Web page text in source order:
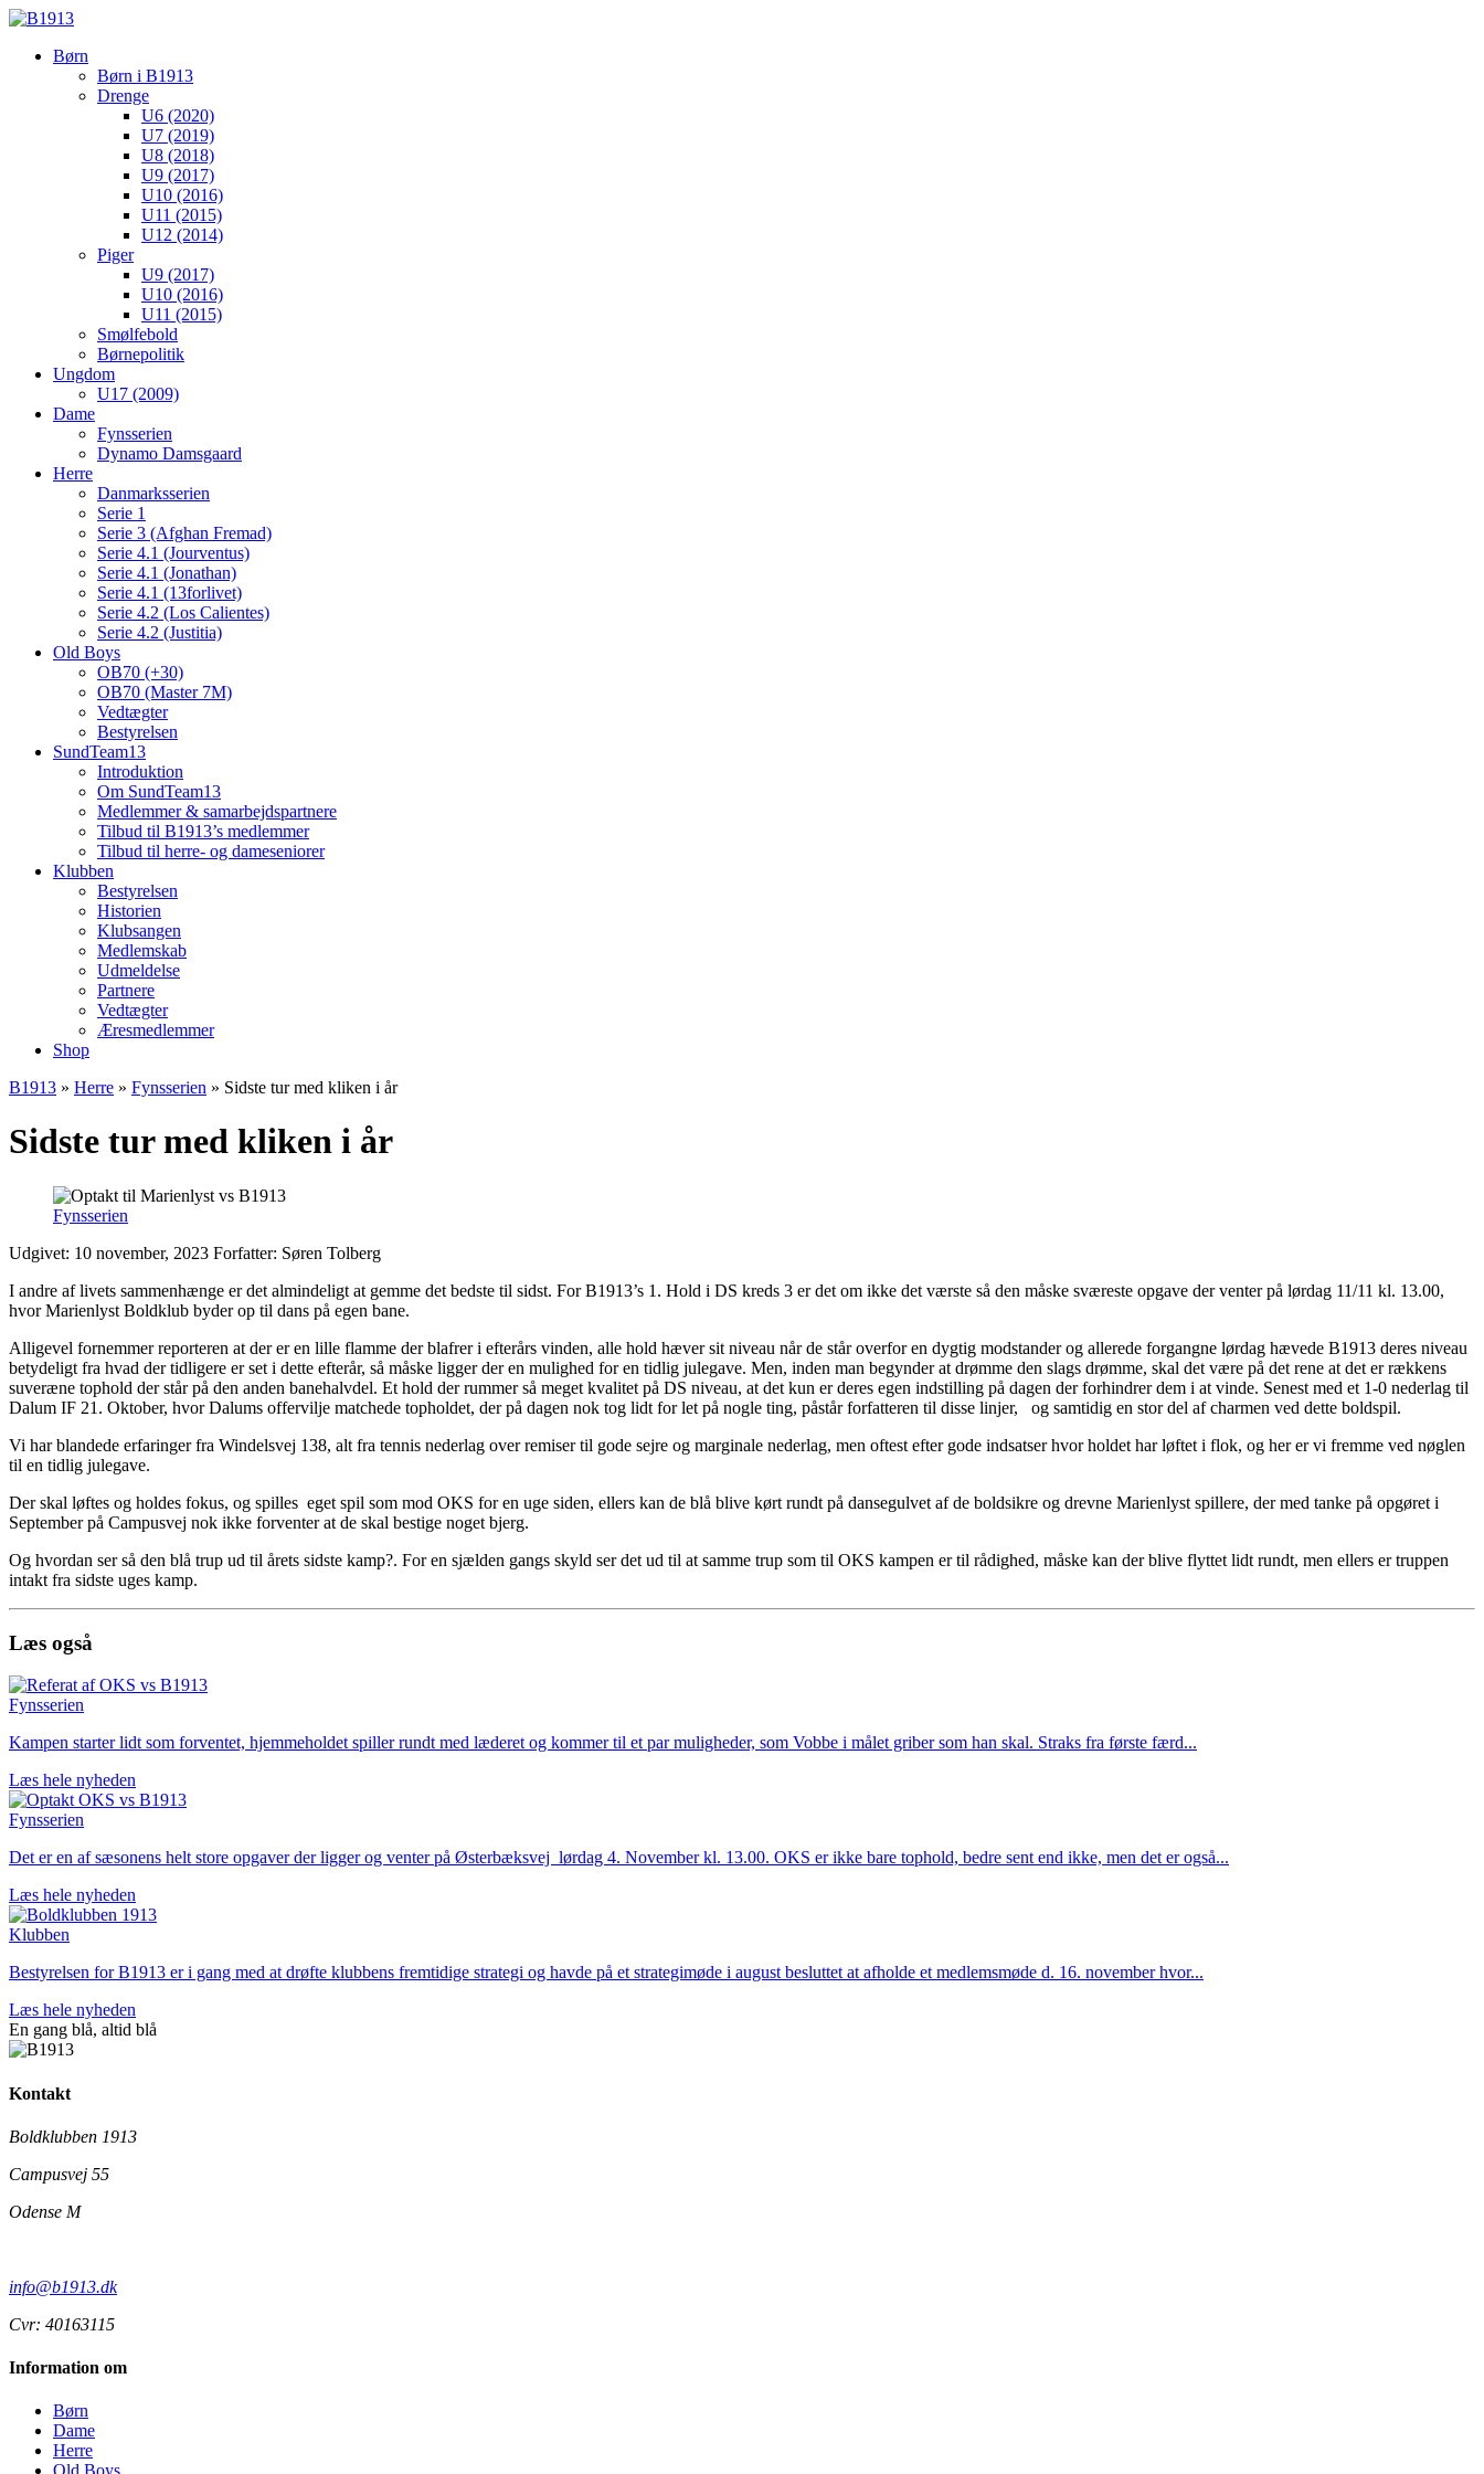
Børn
Børn i B1913
Drenge
U6 (2020)
U7 (2019)
U8 (2018)
U9 (2017)
U10 (2016)
U11 (2015)
U12 (2014)
Piger
U9 (2017)
U10 (2016)
U11 (2015)
Smølfebold
Børnepolitik
Ungdom
U17 (2009)
Dame
Fynsserien
Dynamo Damsgaard
Herre
Danmarksserien
Serie 1
Serie 3 (Afghan Fremad)
Serie 4.1 (Jourventus)
Serie 4.1 (Jonathan)
Serie 4.1 (13forlivet)
Serie 4.2 (Los Calientes)
Serie 4.2 (Justitia)
Old Boys
OB70 (+30)
OB70 (Master 7M)
Vedtægter
Bestyrelsen
SundTeam13
Introduktion
Om SundTeam13
Medlemmer & samarbejdspartnere
Tilbud til B1913’s medlemmer
Tilbud til herre- og dameseniorer
Klubben
Bestyrelsen
Historien
Klubsangen
Medlemskab
Udmeldelse
Partnere
Vedtægter
Æresmedlemmer
Shop
B1913 » Herre » Fynsserien » Sidste tur med kliken i år
Sidste tur med kliken i år
Fynsserien
Udgivet: 10 november, 2023 Forfatter: Søren Tolberg
I andre af livets sammenhænge er det almindeligt at gemme det bedste til sidst. For B1913’s 1. Hold i DS kreds 3 er det om ikke det værste så den måske sværeste opgave der venter på lørdag 11/11 kl. 13.00,
hvor Marienlyst Boldklub byder op til dans på egen bane.
Alligevel fornemmer reporteren at der er en lille flamme der blafrer i efterårs vinden, alle hold hæver sit niveau når de står overfor en dygtig modstander og allerede forgangne lørdag hævede B1913 deres niveau
betydeligt fra hvad der tidligere er set i dette efterår, så måske ligger der en mulighed for en tidlig julegave. Men, inden man begynder at drømme den slags drømme, skal det være på det rene at det er rækkens
suveræne tophold der står på den anden banehalvdel. Et hold der rummer så meget kvalitet på DS niveau, at det kun er deres egen indstilling på dagen der forhindrer dem i at vinde. Senest med et 1-0 nederlag til
Dalum IF 21. Oktober, hvor Dalums offervilje matchede topholdet, der på dagen nok tog lidt for let på nogle ting, påstår forfatteren til disse linjer, og samtidig en stor del af charmen ved dette boldspil.
Vi har blandede erfaringer fra Windelsvej 138, alt fra tennis nederlag over remiser til gode sejre og marginale nederlag, men oftest efter gode indsatser hvor holdet har løftet i flok, og her er vi fremme ved nøglen
til en tidlig julegave.
Der skal løftes og holdes fokus, og spilles eget spil som mod OKS for en uge siden, ellers kan de blå blive kørt rundt på dansegulvet af de boldsikre og drevne Marienlyst spillere, der med tanke på opgøret i
September på Campusvej nok ikke forventer at de skal bestige noget bjerg.
Og hvordan ser så den blå trup ud til årets sidste kamp?. For en sjælden gangs skyld ser det ud til at samme trup som til OKS kampen er til rådighed, måske kan der blive flyttet lidt rundt, men ellers er truppen
intakt fra sidste uges kamp.
Læs også
Fynsserien
Kampen starter lidt som forventet, hjemmeholdet spiller rundt med læderet og kommer til et par muligheder, som Vobbe i målet griber som han skal. Straks fra første færd...
Læs hele nyheden
Fynsserien
Det er en af sæsonens helt store opgaver der ligger og venter på Østerbæksvej lørdag 4. November kl. 13.00. OKS er ikke bare tophold, bedre sent end ikke, men det er også...
Læs hele nyheden
Klubben
Bestyrelsen for B1913 er i gang med at drøfte klubbens fremtidige strategi og havde på et strategimøde i august besluttet at afholde et medlemsmøde d. 16. november hvor...
Læs hele nyheden
En gang blå, altid blå
Kontakt
Boldklubben 1913
Campusvej 55
Odense M
info@b1913.dk
Cvr: 40163115
Information om
Børn
Dame
Herre